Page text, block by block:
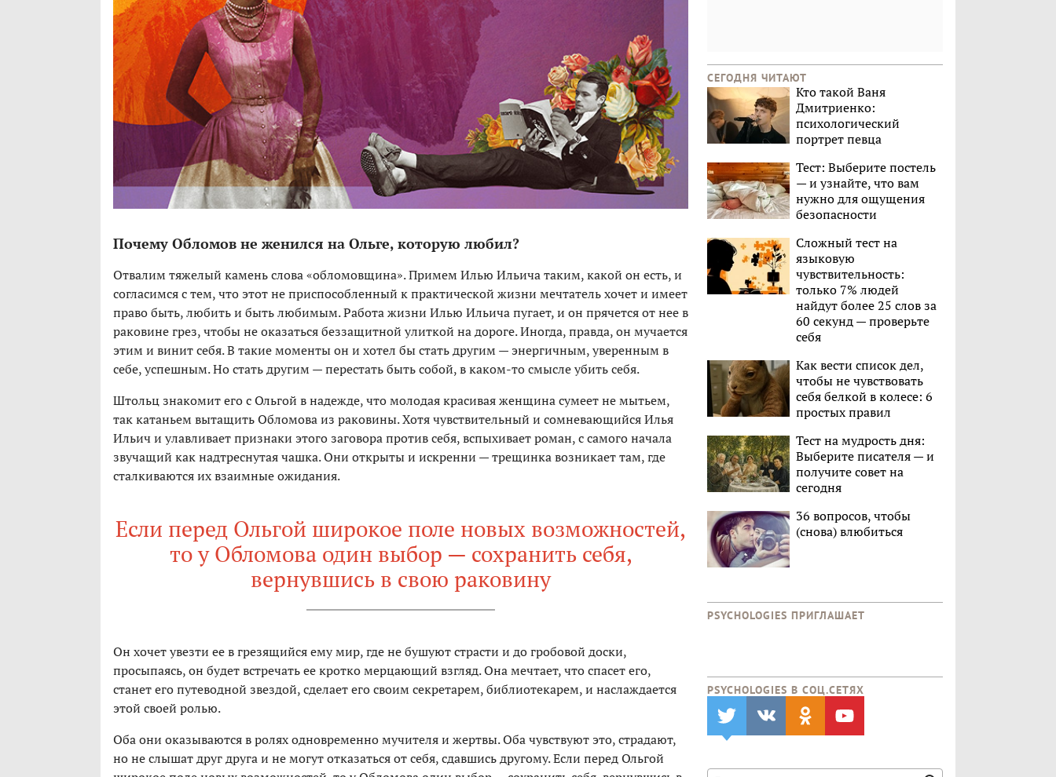
Почему Обломов не женился на Ольге, которую любил?
Отвалим тяжелый камень слова «обломовщина». Примем Илью Ильича таким, какой он есть, и
согласимся с тем, что этот не приспособленный к практической жизни мечтатель хочет и имеет
право быть, любить и быть любимым. Работа жизни Илью Ильича пугает, и он прячется от нее в
раковине грез, чтобы не оказаться беззащитной улиткой на дороге. Иногда, правда, он мучается
этим и винит себя. В такие моменты он и хотел бы стать другим — энергичным, уверенным в
себе, успешным. Но стать другим — перестать быть собой, в каком-то смысле убить себя.
Штольц знакомит его с Ольгой в надежде, что молодая красивая женщина сумеет не мытьем,
так катаньем вытащить Обломова из раковины. Хотя чувствительный и сомневающийся Илья
Ильич и улавливает признаки этого заговора против себя, вспыхивает роман, с самого начала
звучащий как надтреснутая чашка. Они открыты и искренни — трещинка возникает там, где
сталкиваются их взаимные ожидания.
Если перед Ольгой широкое поле новых возможностей,
то у Обломова один выбор — сохранить себя,
вернувшись в свою раковину
Он хочет увезти ее в грезящийся ему мир, где не бушуют страсти и до гробовой доски,
просыпаясь, он будет встречать ее кротко мерцающий взгляд. Она мечтает, что спасет его,
станет его путеводной звездой, сделает его своим секретарем, библиотекарем, и наслаждается
этой своей ролью.
Оба они оказываются в ролях одновременно мучителя и жертвы. Оба чувствуют это, страдают,
но не слышат друг друга и не могут отказаться от себя, сдавшись другому. Если перед Ольгой
СЕГОДНЯ ЧИТАЮТ
Кто такой Ваня
Дмитриенко:
психологический
портрет певца
Тест: Выберите постель
— и узнайте, что вам
нужно для ощущения
безопасности
Сложный тест на
языковую
чувствительность:
только 7% людей
найдут более 25 слов за
60 секунд — проверьте
себя
Как вести список дел,
чтобы не чувствовать
себя белкой в колесе: 6
простых правил
Тест на мудрость дня:
Выберите писателя — и
получите совет на
сегодня
36 вопросов, чтобы
(снова) влюбиться
PSYCHOLOGIES ПРИГЛАШАЕТ
PSYCHOLOGIES В CОЦ.СЕТЯХ